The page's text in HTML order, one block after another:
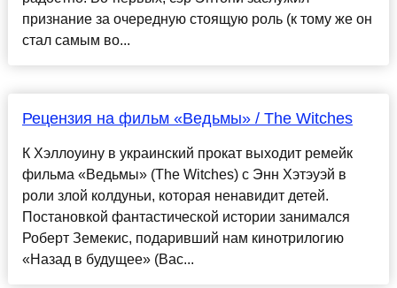
признание за очередную стоящую роль (к тому же он
стал самым во...
Рецензия на фильм «Ведьмы» / The Witches
К Хэллоуину в украинский прокат выходит ремейк
фильма «Ведьмы» (The Witches) с Энн Хэтэуэй в
роли злой колдуньи, которая ненавидит детей.
Постановкой фантастической истории занимался
Роберт Земекис, подаривший нам кинотрилогию
«Назад в будущее» (Bac...